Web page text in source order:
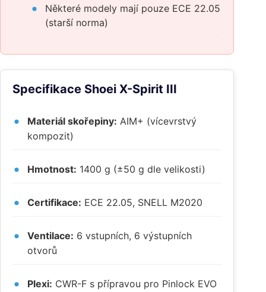
Některé modely mají pouze ECE 22.05
(starší norma)
Specifikace Shoei X-Spirit III
Materiál skořepiny: AIM+ (vícevrstvý
kompozit)
Hmotnost: 1400 g (±50 g dle velikosti)
Certifikace: ECE 22.05, SNELL M2020
Ventilace: 6 vstupních, 6 výstupních
otvorů
Plexi: CWR-F s přípravou pro Pinlock EVO